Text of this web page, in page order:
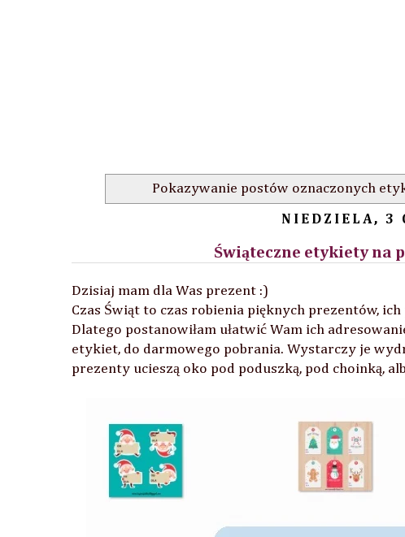
Pokazywanie postów oznaczonych
NIEDZIELA, 3
Świąteczne etykiety na
Dzisiaj mam dla Was prezent :)
Czas Świąt to czas robienia pięknych prezentów,
Dlatego postanowiłam ułatwić Wam ich
etykiet, do darmowego pobrania. Wystarczy je
prezenty ucieszą oko pod poduszką, pod choinką,